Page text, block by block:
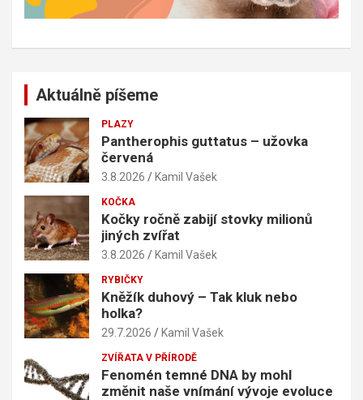
Aktuálně píšeme
PLAZY
Pantherophis guttatus – užovka
červená
3.8.2026 Kamil Vašek
KOČKA
Kočky ročně zabijí stovky milionů
jiných zvířat
3.8.2026 Kamil Vašek
RYBIČKY
Kněžík duhový – Tak kluk nebo
holka?
29.7.2026 Kamil Vašek
ZVÍŘATA V PŘÍRODĚ
Fenomén temné DNA by mohl
změnit naše vnímání vývoje evoluce